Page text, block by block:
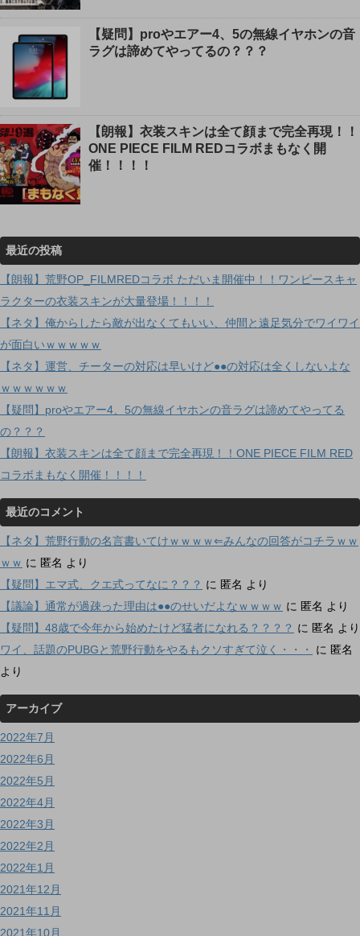
【疑問】proやエアー4、5の無線イヤホンの音
ラグは諦めてやってるの？？？
【朗報】衣装スキンは全て顔まで完全再現！！
ONE PIECE FILM REDコラボまもなく開
催！！！！
最近の投稿
【朗報】荒野OP_FILMREDコラボ ただいま開催中！！ワンピースキャ
ラクターの衣装スキンが大量登場！！！！
【ネタ】俺からしたら敵が出なくてもいい、仲間と遠足気分でワイワイ
が面白いｗｗｗｗｗ
【ネタ】運営、チーターの対応は早いけど●●の対応は全くしないよな
ｗｗｗｗｗｗ
【疑問】proやエアー4、5の無線イヤホンの音ラグは諦めてやってる
の？？？
【朗報】衣装スキンは全て顔まで完全再現！！ONE PIECE FILM RED
コラボまもなく開催！！！！
最近のコメント
【ネタ】荒野行動の名言書いてけｗｗｗｗ⇐みんなの回答がコチラｗｗ
ｗｗ に 匿名 より
【疑問】エマ式、クエ式ってなに？？？ に 匿名 より
【議論】通常が過疎った理由は●●のせいだよなｗｗｗｗ に 匿名 より
【疑問】48歳で今年から始めたけど猛者になれる？？？？ に 匿名 より
ワイ、話題のPUBGと荒野行動をやるもクソすぎて泣く・・・
に 匿名
より
アーカイブ
2022年7月
2022年6月
2022年5月
2022年4月
2022年3月
2022年2月
2022年1月
2021年12月
2021年11月
2021年10月